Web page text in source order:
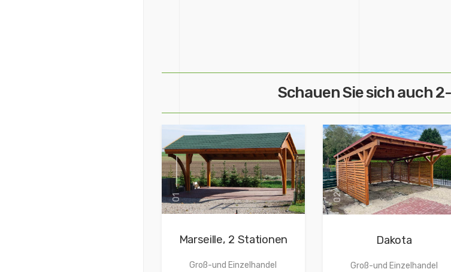
Schauen Sie sich auch
01
Marseille, 2 Stationen
Groß-und Einzelhandel
02
Dakota
Groß-und Einzelhandel